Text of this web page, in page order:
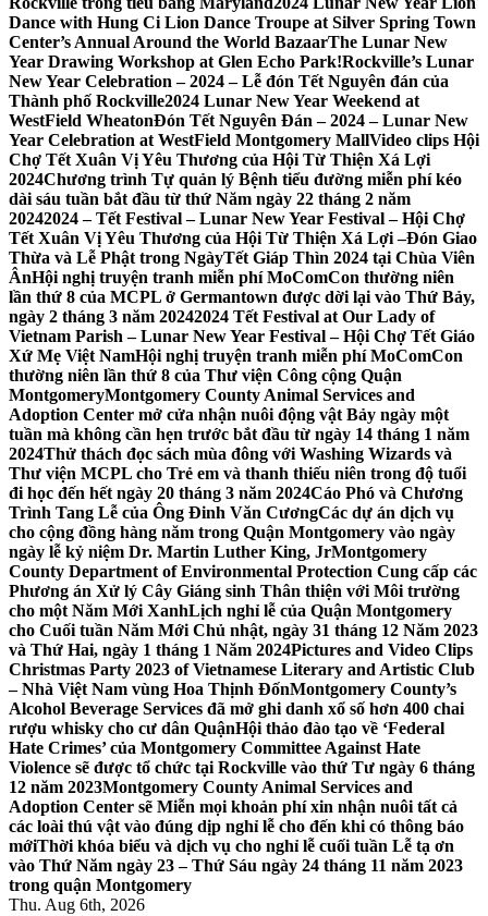
Dance with Hung Ci Lion Dance Troupe at Silver Spring Town
Center’s Annual Around the World BazaarThe Lunar New
Year Drawing Workshop at Glen Echo Park!Rockville’s Lunar
New Year Celebration – 2024 – Lễ đón Tết Nguyên đán của
Thành phố Rockville2024 Lunar New Year Weekend at
WestField WheatonĐón Tết Nguyên Đán – 2024 – Lunar New
Year Celebration at WestField Montgomery MallVideo clips Hội
Chợ Tết Xuân Vị Yêu Thương của Hội Từ Thiện Xá Lợi
2024Chương trình Tự quản lý Bệnh tiểu đường miễn phí kéo
dài sáu tuần bắt đầu từ thứ Năm ngày 22 tháng 2 năm
20242024 – Tết Festival – Lunar New Year Festival – Hội Chợ
Tết Xuân Vị Yêu Thương của Hội Từ Thiện Xá Lợi –Đón Giao
Thừa và Lễ Phật trong NgàyTết Giáp Thìn 2024 tại Chùa Viên
ÂnHội nghị truyện tranh miễn phí MoComCon thường niên
lần thứ 8 của MCPL ở Germantown được dời lại vào Thứ Bảy,
ngày 2 tháng 3 năm 20242024 Tết Festival at Our Lady of
Vietnam Parish – Lunar New Year Festival – Hội Chợ Tết Giáo
Xứ Mẹ Việt NamHội nghị truyện tranh miễn phí MoComCon
thường niên lần thứ 8 của Thư viện Công cộng Quận
MontgomeryMontgomery County Animal Services and
Adoption Center mở cửa nhận nuôi động vật Bảy ngày một
tuần mà không cần hẹn trước bắt đầu từ ngày 14 tháng 1 năm
2024Thử thách đọc sách mùa đông với Washing Wizards và
Thư viện MCPL cho Trẻ em và thanh thiếu niên trong độ tuổi
đi học đến hết ngày 20 tháng 3 năm 2024Cáo Phó và Chương
Trình Tang Lễ của Ông Đinh Văn CươngCác dự án dịch vụ
cho cộng đồng hàng năm trong Quận Montgomery vào ngày
ngày lễ kỷ niệm Dr. Martin Luther King, JrMontgomery
County Department of Environmental Protection Cung cấp các
Phương án Xử lý Cây Giáng sinh Thân thiện với Môi trường
cho một Năm Mới XanhLịch nghỉ lễ của Quận Montgomery
cho Cuối tuần Năm Mới Chủ nhật, ngày 31 tháng 12 Năm 2023
và Thứ Hai, ngày 1 tháng 1 Năm 2024Pictures and Video Clips
Christmas Party 2023 of Vietnamese Literary and Artistic Club
– Nhà Việt Nam vùng Hoa Thịnh ĐốnMontgomery County’s
Alcohol Beverage Services đã mở ghi danh xổ số hơn 400 chai
rượu whisky cho cư dân QuậnHội thảo đào tạo về ‘Federal
Hate Crimes’ của Montgomery Committee Against Hate
Violence sẽ được tổ chức tại Rockville vào thứ Tư ngày 6 tháng
12 năm 2023Montgomery County Animal Services and
Adoption Center sẽ Miễn mọi khoản phí xin nhận nuôi tất cả
các loài thú vật vào đúng dịp nghỉ lễ cho đến khi có thông báo
mớiThời khóa biểu và dịch vụ cho nghỉ lễ cuối tuần Lễ tạ ơn
vào Thứ Năm ngày 23 – Thứ Sáu ngày 24 tháng 11 năm 2023
trong quận Montgomery
Thu. Aug 6th, 2026